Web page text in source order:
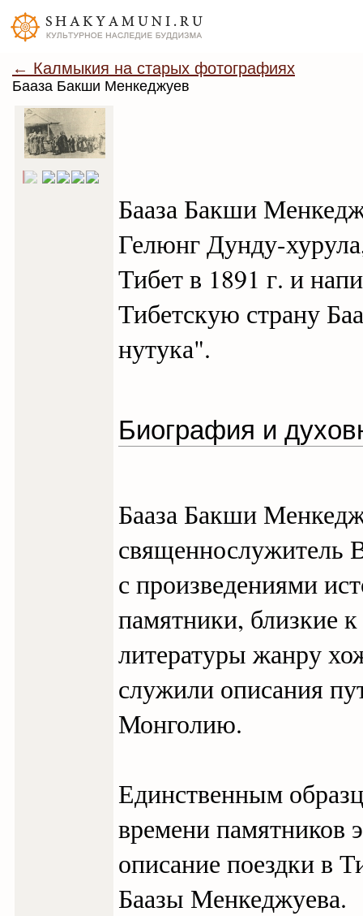
← Калмыкия на старых фотографиях
Бааза Бакши Менкеджуев
Бааза Бакши
Гелюнг Дунду-
Тибет в 1891 г. и
Тибетскую страну
нутука".
Биография и
Бааза Бакши
священнослужитель
с произведениями
памятники, близкие
литературы жанру
служили описания
Монголию.
Единственным
времени памятников
описание поездки в
Баазы Менкеджуева.